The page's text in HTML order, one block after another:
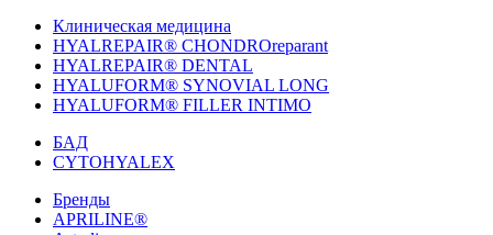
Клиническая медицина
HYALREPAIR® CHONDROreparant
HYALREPAIR® DENTAL
HYALUFORM® SYNOVIAL LONG
HYALUFORM® FILLER INTIMO
БАД
CYTOHYALEX
Бренды
APRILINE®